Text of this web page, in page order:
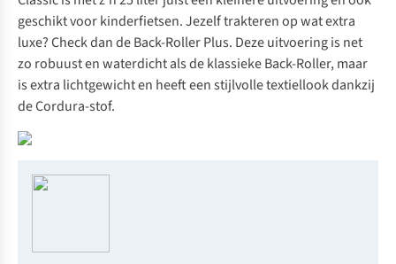
geschikt voor kinderfietsen. Jezelf trakteren op wat extra
luxe? Check dan deBack-Roller Plus. Deze uitvoering is net
zo robuust en waterdicht als de klassieke Back-Roller, maar
is extra lichtgewicht en heeft een stijlvolle textiellook dankzij
de Cordura-stof.